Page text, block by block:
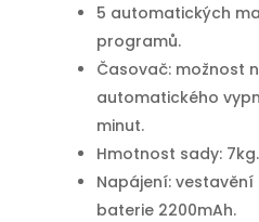
5 automatických
programů.
Časovač: možnost
automatického
minut.
Hmotnost sady: 7kg.
Napájení:
baterie 2200mAh.